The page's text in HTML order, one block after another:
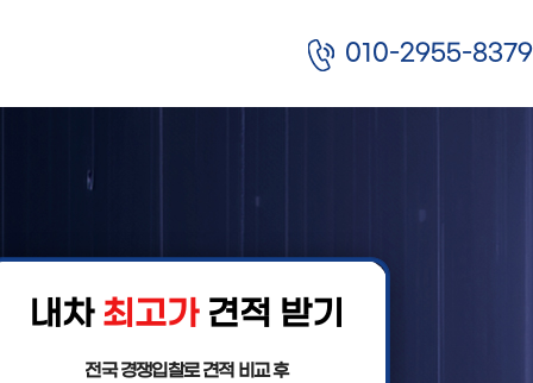
010-2955-8379
내차 최고가견적 받기
전국 경쟁입찰로 견적 비교 후